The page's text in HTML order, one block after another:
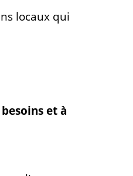
locaux qui
et à